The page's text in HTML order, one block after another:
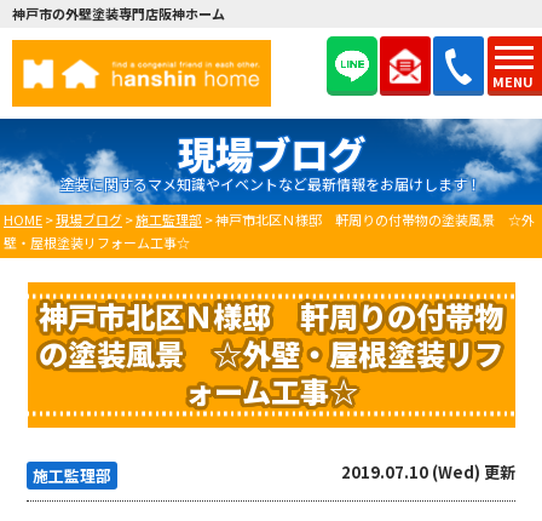
MENU
神戸市の外壁塗装専門店阪神ホーム
現場ブログ
塗装に関するマメ知識やイベントなど最新情報をお届けします！
HOME>現場ブログ>施工監理部 >神戸市北区Ｎ様邸 軒周りの付帯物の塗装風景 ☆外
壁・屋根塗装リフォーム工事☆
神戸市北区Ｎ様邸 軒周りの付帯物
の塗装風景 ☆外壁・屋根塗装リフ
ォーム工事☆
施工監理部 2019.07.10 (Wed) 更新